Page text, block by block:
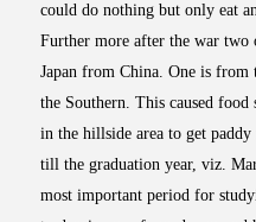
could do nothing but only eat
Further more after the war two
Japan from China. One is
the Southern. This caused food
in the hillside area to get
till the graduation year, viz.
most important period for